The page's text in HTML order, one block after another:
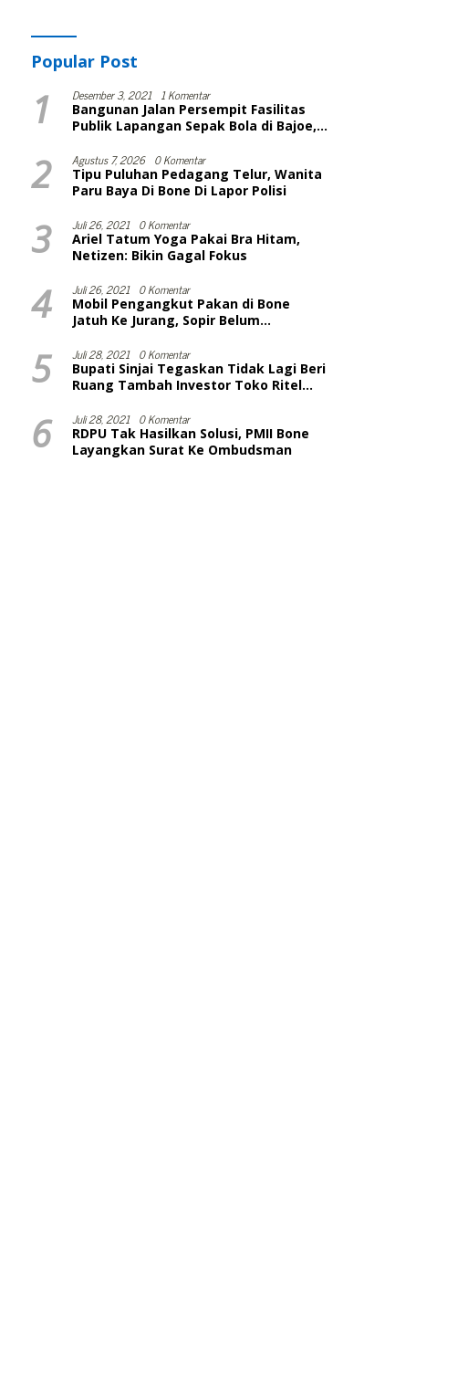
Popular Post
1 Desember 3, 2021 1 Komentar
Bangunan Jalan Persempit Fasilitas
Publik Lapangan Sepak Bola di Bajoe,
Selesai
2 Agustus 7, 2026 0 Komentar
Tipu Puluhan Pedagang Telur, Wanita
Paru Baya Di Bone Di Lapor Polisi
3 Juli 26, 2021 0 Komentar
Ariel Tatum Yoga Pakai Bra Hitam,
Netizen: Bikin Gagal Fokus
4 Juli 26, 2021 0 Komentar
Mobil Pengangkut Pakan di Bone
Jatuh Ke Jurang, Sopir Belum
5 Juli 28, 2021 0 Komentar
Bupati Sinjai Tegaskan Tidak Lagi Beri
Ruang Tambah Investor Toko Ritel
6 Juli 28, 2021 0 Komentar
RDPU Tak Hasilkan Solusi, PMII Bone
Layangkan Surat Ke Ombudsman